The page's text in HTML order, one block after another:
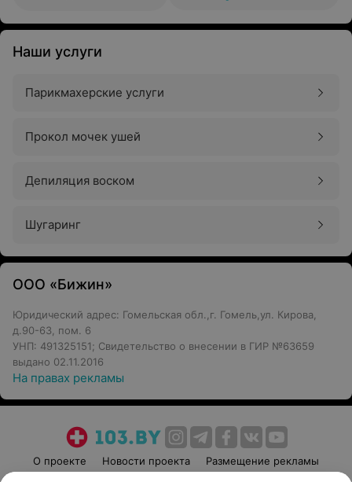
Наши услуги
Парикмахерские услуги
Прокол мочек ушей
Депиляция воском
Шугаринг
ООО «Бижин»
Юридический адрес: Гомельская обл.,г. Гомель,ул. Кирова,
д.90-63, пом. 6
УНП: 491325151; Свидетельство о внесении в ГИР №63659
выдано 02.11.2016
На правах рекламы
О проекте Новости проекта
Размещение рекламы